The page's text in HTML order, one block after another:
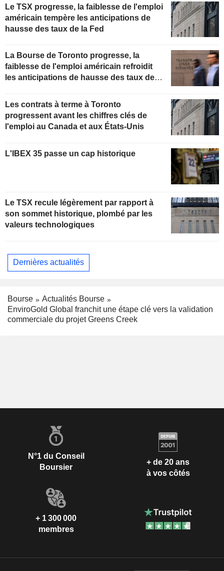
Le TSX progresse, la faiblesse de l'emploi
américain tempère les anticipations de
hausse des taux de la Fed
La Bourse de Toronto progresse, la
faiblesse de l'emploi américain refroidit
les anticipations de hausse des taux de la
Les contrats à terme à Toronto
progressent avant les chiffres clés de
l'emploi au Canada et aux États-Unis
L'IBEX 35 passe un cap historique
Le TSX recule légèrement par rapport à
son sommet historique, plombé par les
valeurs technologiques
Dernières actualités
Bourse
Actualités Bourse
EnviroGold Global franchit une étape clé vers la validation
commerciale du projet Greens Creek
N°1 du Conseil
Boursier
+ de 20 ans
à vos côtés
+ 1 300 000
membres